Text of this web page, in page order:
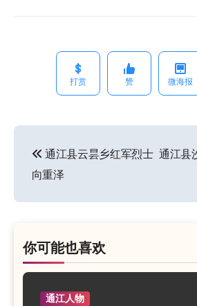
打赏 赞 微海报
文
章
导
通江县云昙乡红军烈士
向重泽
通江县
你可能也喜欢
通江人物